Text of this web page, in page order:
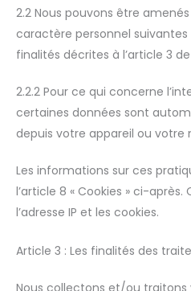
2.2 Nous pouvons être
caractère personnel
finalités décrites à l’article 3
2.2.2 Pour ce qui concerne
certaines données sont
depuis votre appareil ou votre
Les informations sur ces
l’article 8 « Cookies » ci-
l’adresse IP et les cookies.
Article 3 : Les finalités des